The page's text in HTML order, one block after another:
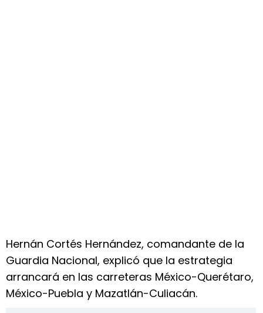
Hernán Cortés Hernández, comandante de la
Guardia Nacional, explicó que la estrategia
arrancará en las carreteras México-Querétaro,
México-Puebla y Mazatlán-Culiacán.